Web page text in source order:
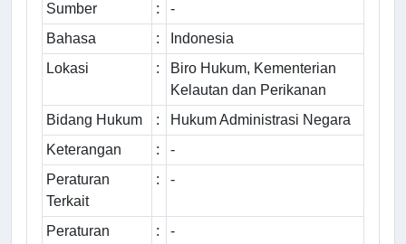
Sumber :
-
Bahasa
:
Indonesia
Lokasi
:
Biro Hukum, Kementerian
Kelautan dan Perikanan
Bidang Hukum
:
Hukum Administrasi Negara
Keterangan
:
-
Peraturan
Terkait
: -
Peraturan
: -